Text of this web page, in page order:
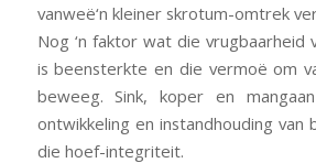
vanweë‘n kleiner skrotum-omtrek
Nog ‘n faktor wat die vrugbaarheid
is beensterkte en die vermoë om
beweeg. Sink, koper en
ontwikkeling en instandhouding van
die hoef-integriteit.